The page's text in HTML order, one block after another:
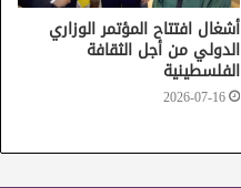
أشغال افتتاح المؤتمر الوزاري
الدولي من أجل الثقافة
الفلسطينية
2026-07-16